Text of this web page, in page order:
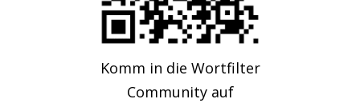
Komm in die Wortfilter
Community auf